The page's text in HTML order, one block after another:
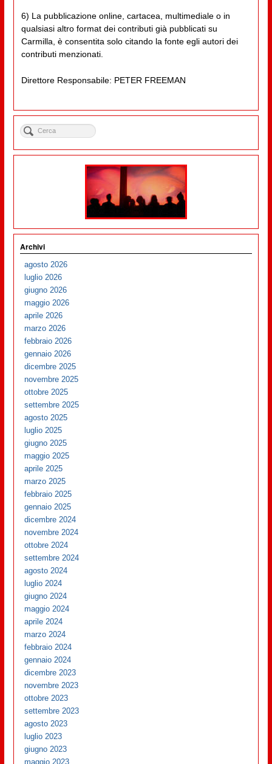
6) La pubblicazione online, cartacea, multimediale o in
qualsiasi altro format dei contributi già pubblicati su
Carmilla, è consentita solo citando la fonte egli autori dei
contributi menzionati.
Direttore Responsabile: PETER FREEMAN
Archivi
agosto 2026
luglio 2026
giugno 2026
maggio 2026
aprile 2026
marzo 2026
febbraio 2026
gennaio 2026
dicembre 2025
novembre 2025
ottobre 2025
settembre 2025
agosto 2025
luglio 2025
giugno 2025
maggio 2025
aprile 2025
marzo 2025
febbraio 2025
gennaio 2025
dicembre 2024
novembre 2024
ottobre 2024
settembre 2024
agosto 2024
luglio 2024
giugno 2024
maggio 2024
aprile 2024
marzo 2024
febbraio 2024
gennaio 2024
dicembre 2023
novembre 2023
ottobre 2023
settembre 2023
agosto 2023
luglio 2023
giugno 2023
maggio 2023